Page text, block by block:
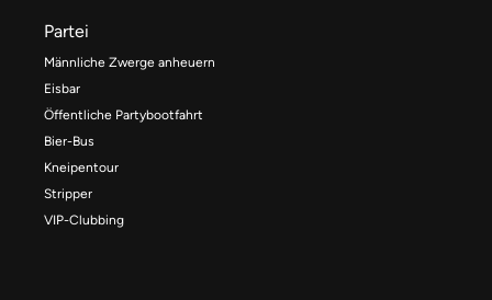
Partei
Männliche Zwerge anheuern
Eisbar
Öffentliche Partybootfahrt
Bier-Bus
Kneipentour
Stripper
VIP-Clubbing